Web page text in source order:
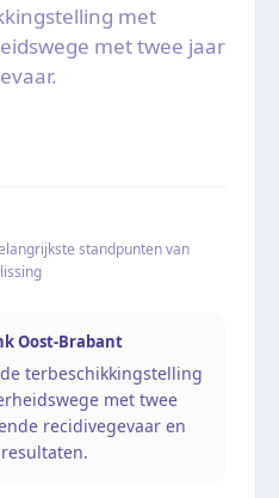
met
met twee jaar
standpunten van
Oost-Brabant
terbeschikkingstelling
met twee
recidivegevaar en